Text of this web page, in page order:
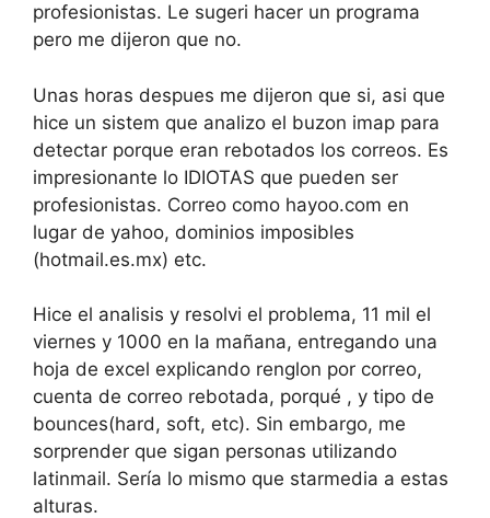
profesionistas. Le sugeri hacer un programa
pero me dijeron que no.
Unas horas despues me dijeron que si, asi que
hice un sistem que analizo el buzon imap para
detectar porque eran rebotados los correos. Es
impresionante lo IDIOTAS que pueden ser
profesionistas. Correo como hayoo.com en
lugar de yahoo, dominios imposibles
(hotmail.es.mx) etc.
Hice el analisis y resolvi el problema, 11 mil el
viernes y 1000 en la mañana, entregando una
hoja de excel explicando renglon por correo,
cuenta de correo rebotada, porqué , y tipo de
bounces(hard, soft, etc). Sin embargo, me
sorprender que sigan personas utilizando
latinmail. Sería lo mismo que starmedia a estas
alturas.